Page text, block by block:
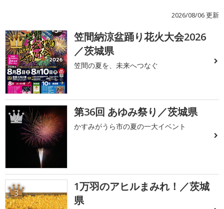
2026/08/06 更新
1
笠間納涼盆踊り花火大会2026
／茨城県
笠間の夏を、未来へつなぐ
2 第36回 あゆみ祭り／茨城県
かすみがうら市の夏の一大イベント
3
1万羽のアヒルまみれ！／茨城
県